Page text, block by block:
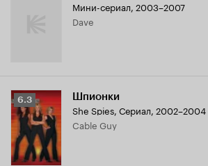
Мини-сериал, 2003–2007
Dave
Рейтинг
Кинопоиска
6.3
6.3 Шпионки
She Spies, Сериал, 2002–2004
Cable Guy